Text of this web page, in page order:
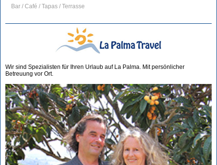
Bar / Café / Tapas / Terrasse
Wir sind Spezialisten für Ihren Urlaub auf La Palma. Mit persönlicher
Betreuung vor Ort.